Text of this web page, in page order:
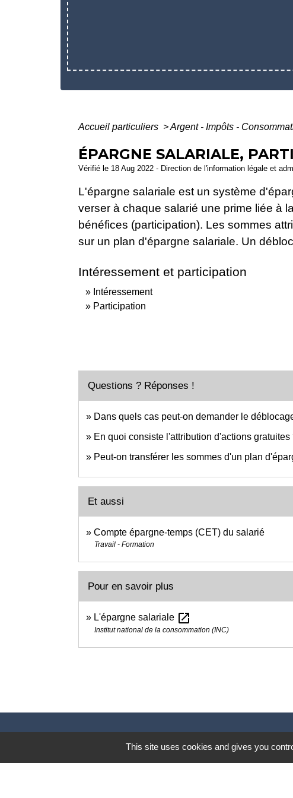
Accueil particuliers >Argent - Impôts -
ÉPARGNE SALARIALE,
Vérifié le 18 Aug 2022 - Direction de l'information légale et
L'épargne salariale est un système
verser à chaque salarié une prime liée à
bénéfices (participation). Les sommes
sur un plan d'épargne salariale. Un
Intéressement et participation
Intéressement
Participation
Questions ? Réponses !
Dans quels cas peut-on demander le
En quoi consiste l'attribution d'actions gratuites
Peut-on transférer les sommes d'un plan
Et aussi
Compte épargne-temps (CET) du salarié
Travail - Formation
Pour en savoir plus
L'épargne salariale open_in_new
Institut national de la consommation (INC)
This site uses cookies and gives you